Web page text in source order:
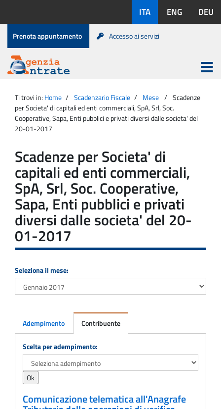
contenuto
disponibili:
ITA ENG DEU
Menu
di
servizio
Prenota appuntamento Accesso ai servizi
Agenzia
Entrate
Apri
menu
principale
Ti trovi in: Home Scadenzario Fiscale Mese
Scadenze
per Societa' di capitali ed enti commerciali, SpA, Srl, Soc.
Cooperative, Sapa, Enti pubblici e privati diversi dalle societa' del
20-01-2017
Scadenze per Societa' di
capitali ed enti commerciali,
SpA, Srl, Soc. Cooperative,
Sapa, Enti pubblici e privati
diversi dalle societa' del 20-
01-2017
Seleziona il mese:
Adempimento Contribuente
Adempimento
Scelta per adempimento:
Comunicazione telematica all'Anagrafe